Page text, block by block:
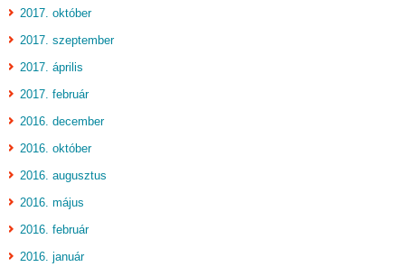
2017. október
2017. szeptember
2017. április
2017. február
2016. december
2016. október
2016. augusztus
2016. május
2016. február
2016. január